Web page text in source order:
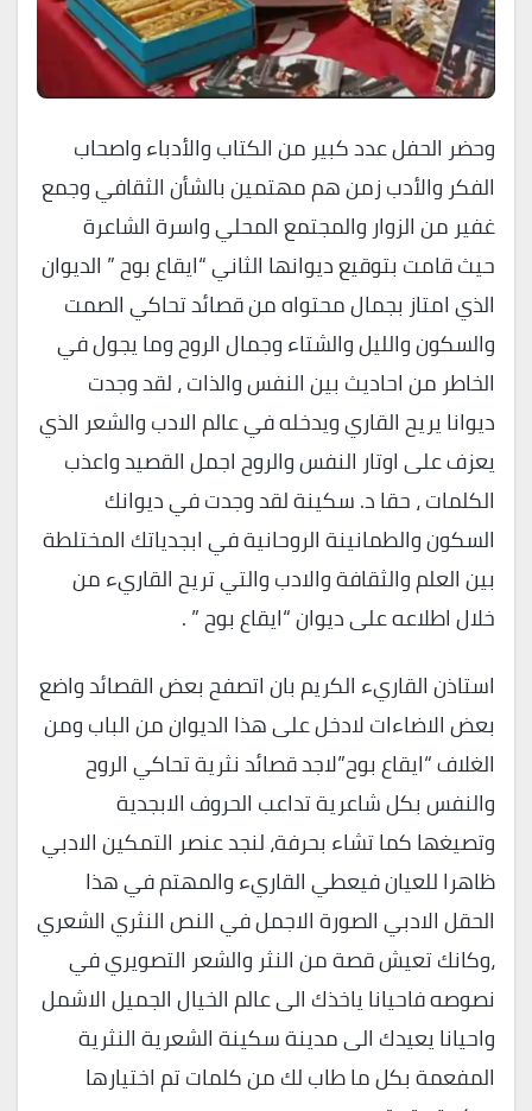
وحضر الحفل عدد كبير من الكتاب والأدباء واصحاب
الفكر والأدب زمن هم مهتمين بالشأن الثقافي وجمع
غفير من الزوار والمجتمع المحلي واسرة الشاعرة
حيث قامت بتوقيع ديوانها الثاني “ايقاع بوح ” الديوان
الذي امتاز بجمال محتواه من قصائد تحاكي الصمت
والسكون والليل والشتاء وجمال الروح وما يجول في
الخاطر من احاديث بين النفس والذات ، لقد وجدت
ديوانا يريح القاري ويدخله في عالم الادب والشعر الذي
يعزف على اوتار النفس والروح اجمل القصيد واعذب
الكلمات ، حقا د. سكينة لقد وجدت في ديوانك
السكون والطمانينة الروحانية في ابجدياتك المختلطة
بين العلم والثقافة والادب والتي تريح القاريء من
خلال اطلاعه على ديوان “ايقاع بوح ” .
استاذن القاريء الكريم بان اتصفح بعض القصائد واضع
بعض الاضاءات لادخل على هذا الديوان من الباب ومن
الغلاف “ايقاع بوح”لاجد قصائد نثرية تحاكي الروح
والنفس بكل شاعرية تداعب الحروف الابجدية
وتصيغها كما تشاء بحرفة، لنجد عنصر التمكين الادبي
ظاهرا للعيان فيعطي القاريء والمهتم في هذا
الحقل الادبي الصورة الاجمل في النص النثري الشعري
،وكانك تعيش قصة من النثر والشعر التصويري في
نصوصه فاحيانا ياخذك الى عالم الخيال الجميل الاشمل
واحيانا يعيدك الى مدينة سكينة الشعرية النثرية
المفعمة بكل ما طاب لك من كلمات تم اختيارها